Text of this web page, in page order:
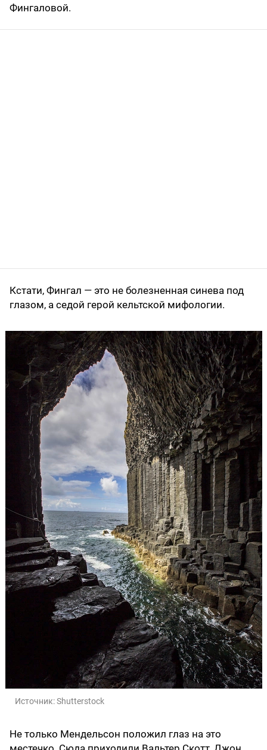
Фингаловой.
Кстати, Фингал — это не болезненная синева под
глазом, а седой герой кельтской мифологии.
Источник:Shutterstock
Не только Мендельсон положил глаз на это